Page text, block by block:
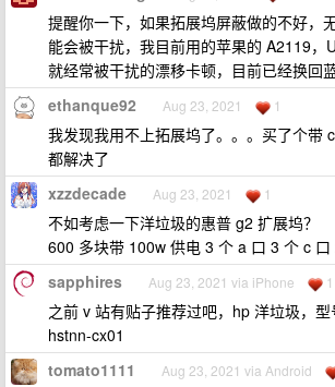
提醒你一下，如果拓展坞屏蔽做的不好，
能会被干扰，我目前用的苹果的 A2119，
就经常被干扰的漂移卡顿，目前已经换回蓝
ethanque92 Aug 23, 2021 1
我发现我用不上拓展坞了。。。买了个带
都解决了
xzzdecade Aug 23, 2021 1
不如考虑一下洋垃圾的惠普 g2 扩展坞？
600 多块带 100w 供电 3 个 a 口 3 个 c
sapphires Aug 23, 2021 via iPhone 1
之前 v 站有贴子推荐过吧，hp 洋垃圾，
hstnn-cx01
tomato1111 Aug 23, 2021 via Android